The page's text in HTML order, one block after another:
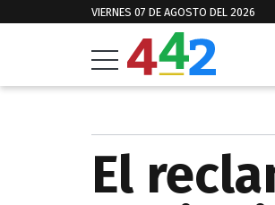
VIERNES 07 DE AGOSTO DEL 2026
El